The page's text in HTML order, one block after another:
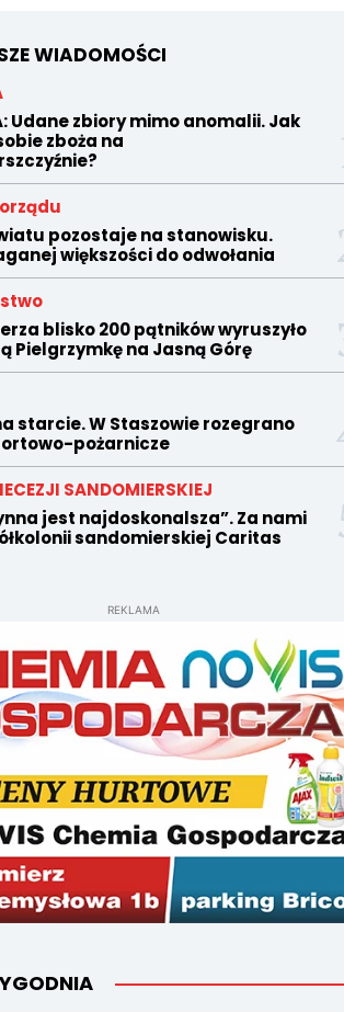
WIADOMOŚCI
Udane zbiory mimo anomalii. Jak
zboża na
pozostaje na stanowisku.
większości do odwołania
blisko 200 pątników wyruszyło
Pielgrzymkę na Jasną Górę
starcie. W Staszowie rozegrano
pożarnicze
SANDOMIERSKIEJ
jest najdoskonalsza”. Za nami
sandomierskiej Caritas
REKLAMA